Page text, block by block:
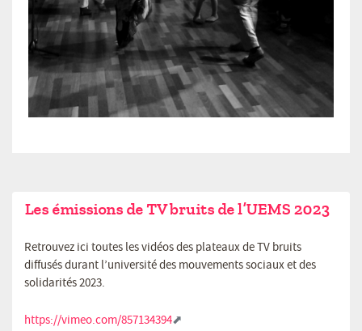
Les émissions de TV bruits de l’UEMS 2023
Retrouvez ici toutes les vidéos des plateaux de TV bruits
diffusés durant l’université des mouvements sociaux et des
solidarités 2023.
https://vimeo.com/857134394